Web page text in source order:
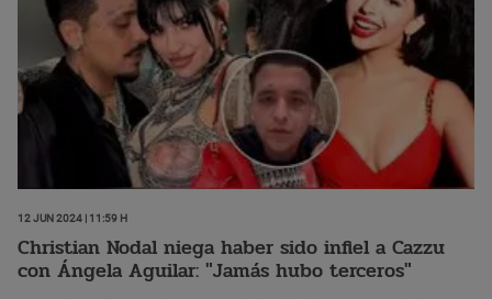
12 Jun 2024 | 11:59 h
Christian Nodal niega haber sido infiel a Cazzu
con Ángela Aguilar: "Jamás hubo terceros"